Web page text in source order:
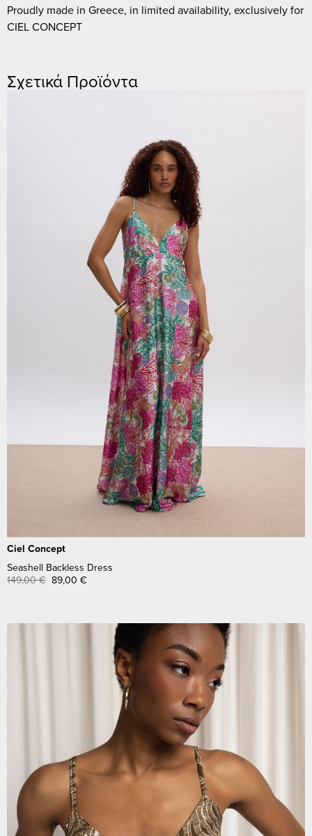
Proudly made in Greece, in limited availability, exclusively for
CIEL CONCEPT
Σχετικά Προϊόντα
Ciel Concept
Seashell Backless Dress
149,00€ 89,00 €